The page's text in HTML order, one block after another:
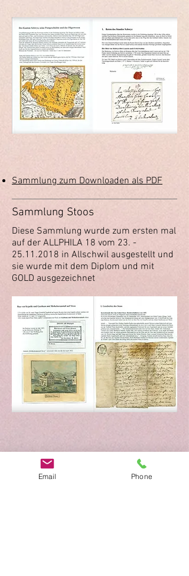
Sammlung zum Downloaden als PDF
Sammlung Stoos
Diese Sammlung wurde zum ersten mal
auf der ALLPHILA 18 vom 23. -
25.11.2018 in Allschwil ausgestellt und
sie wurde mit dem Diplom und mit
GOLD ausgezeichnet
Sammlung zum Downloaden als PDF
Email Phone